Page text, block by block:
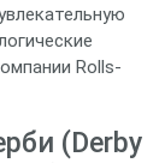
Rolls-
(Derby